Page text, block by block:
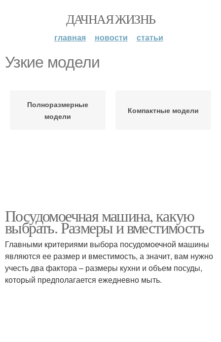
ДАЧНАЯ ЖИЗНЬ
главная новости статьи
Узкие модели
Полноразмерные
модели
Компактные модели
Посудомоечная машина, какую
выбрать. Размеры и вместимость
Главными критериями выбора посудомоечной машины
являются ее размер и вместимость, а значит, вам нужно
учесть два фактора – размеры кухни и объем посуды,
который предполагается ежедневно мыть.